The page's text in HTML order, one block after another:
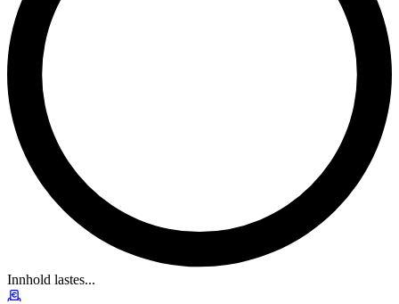
Innhold lastes...